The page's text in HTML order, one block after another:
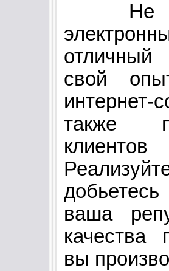
Не
свой
также
ваша
качества
вы